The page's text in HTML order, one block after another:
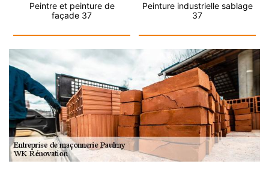
Peintre et peinture de
façade 37
Peinture industrielle sablage
37